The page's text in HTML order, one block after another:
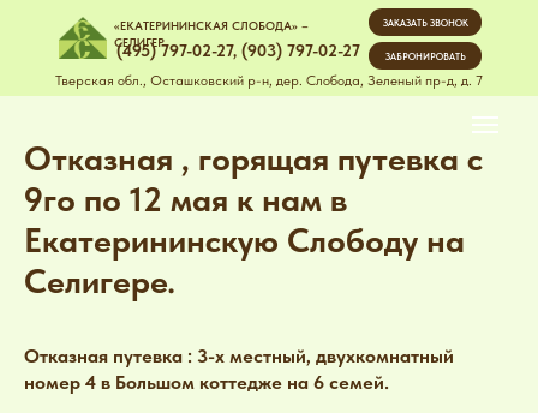
«ЕКАТЕРИНИНСКАЯ СЛОБОДА» –
СЕЛИГЕР
(495) 797-02-27, (903) 797-02-27
Тверская обл., Осташковский р-н, дер. Слобода, Зеленый пр-д, д. 7
ЗАБРОНИРОВАТЬ
ЗАКАЗАТЬ ЗВОНОК
Отказная , горящая путевка с
9го по 12 мая к нам в
Екатерининскую Слободу на
Селигере.
Отказная путевка : 3-х местный, двухкомнатный
номер 4 в Большом коттедже на 6 семей.